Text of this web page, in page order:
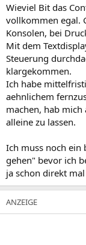
Wieviel Bit das
vollkommen egal.
Konsolen, bei
Mit dem
Steuerung
klargekommen.
Ich habe
aehnlichem
machen, hab
alleine zu lassen.
Ich muss noch ein
gehen" bevor ich
ja schon direkt